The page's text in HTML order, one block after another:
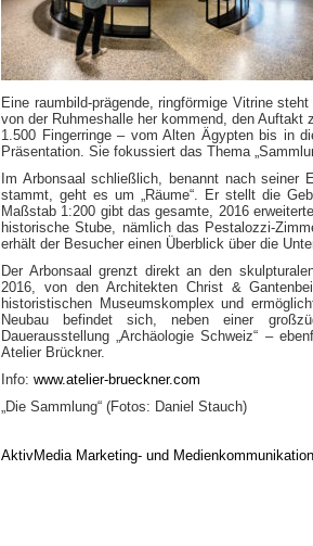
Eine raumbild-prägende, ringförmige Vitrine
von der Ruhmeshalle her kommend, den
1.500 Fingerringe – vom Alten Ägypten bis in
Präsentation. Sie fokussiert das Thema
Im Arbonsaal schließlich, benannt nach seiner
stammt, geht es um „Räume“. Er stellt die
Maßstab 1:200 gibt das gesamte, 2016
historische Stube, nämlich das Pestalozzi-
erhält der Besucher einen Überblick über die
Der Arbonsaal grenzt direkt an den
2016, von den Architekten Christ &
historistischen Museumskomplex und
Neubau befindet sich, neben einer
Dauerausstellung „Archäologie Schweiz“ –
Atelier Brückner.
Info: www.atelier-brueckner.com
„Die Sammlung“ (Fotos: Daniel Stauch)
AktivMedia Marketing- und